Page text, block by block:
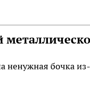
ненужная бочка